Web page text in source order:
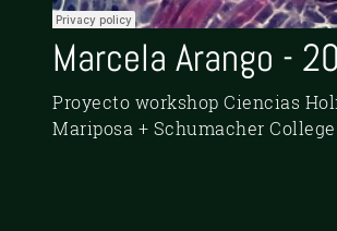
Marcela Arango -
Proyecto workshop Ciencias
Mariposa + Schumacher